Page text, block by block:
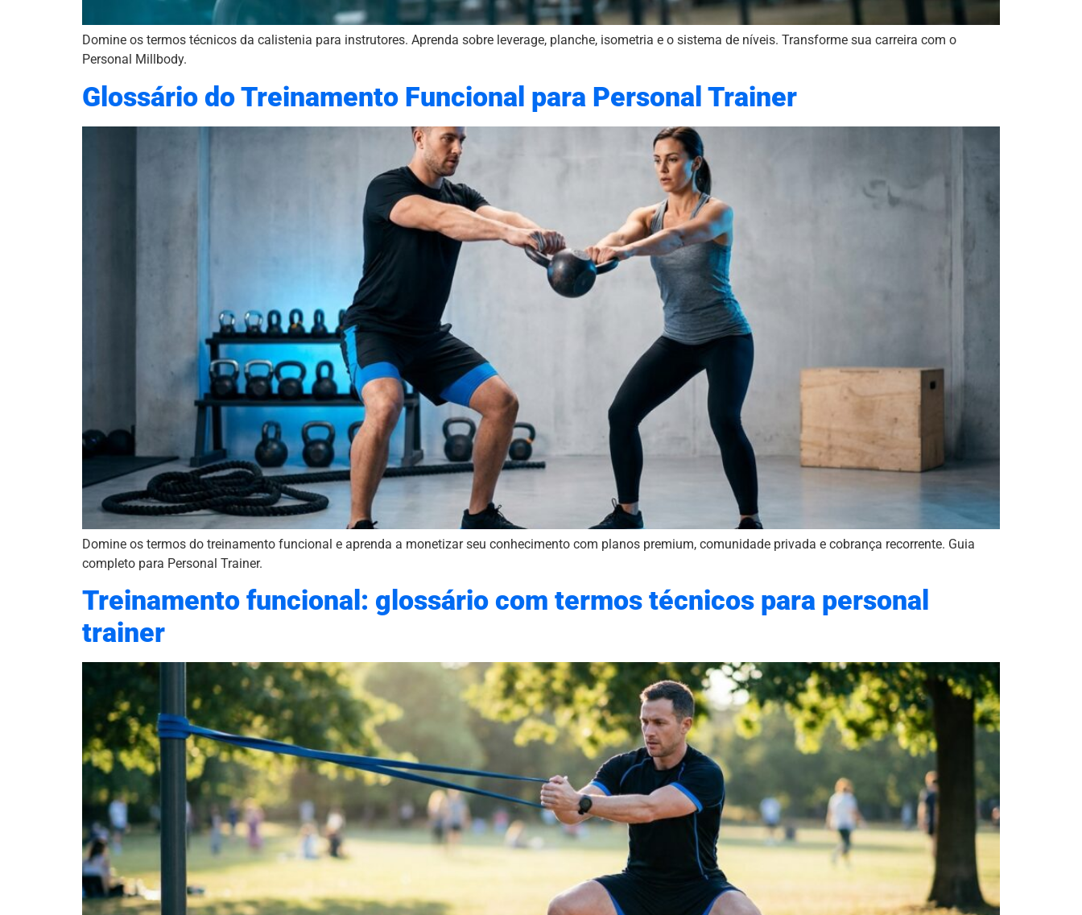
Domine os termos técnicos da calistenia para instrutores. Aprenda sobre leverage, planche, isometria e o sistema de níveis. Transforme sua carreira com o
Personal Millbody.
Glossário do Treinamento Funcional para Personal Trainer
Domine os termos do treinamento funcional e aprenda a monetizar seu conhecimento com planos premium, comunidade privada e cobrança recorrente. Guia
completo para Personal Trainer.
Treinamento funcional: glossário com termos técnicos para personal
trainer